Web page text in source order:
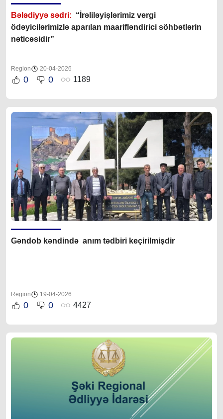
Bələdiyyə sədri: “İrəliləyişlərimiz vergi
ödəyicilərimizlə aparılan maarifləndirici söhbətlərin
nəticəsidir”
Region 20-04-2026
0 0 1189
Gəndob kəndində anım tədbiri keçirilmişdir
Region 19-04-2026
0 0 4427